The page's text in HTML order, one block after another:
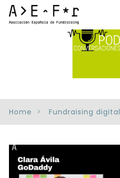
Home Fundraising digital